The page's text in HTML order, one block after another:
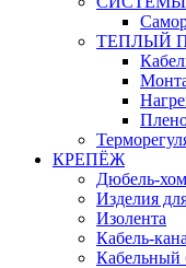
ТЕПЛЫЙ
КРЕПЁЖ
Дюбель-
Изделия
Изолента
Кабель-
Кабельный